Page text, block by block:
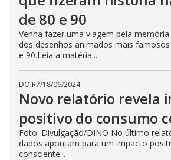
de 80 e 90
Venha fazer uma viagem pela
dos desenhos animados mais
e 90.Leia a matéria...
DO R7/18/06/2024
Novo relatório revela
positivo do consumo
Foto: Divulgação/DINO No último
dados apontam para um impacto
consciente...